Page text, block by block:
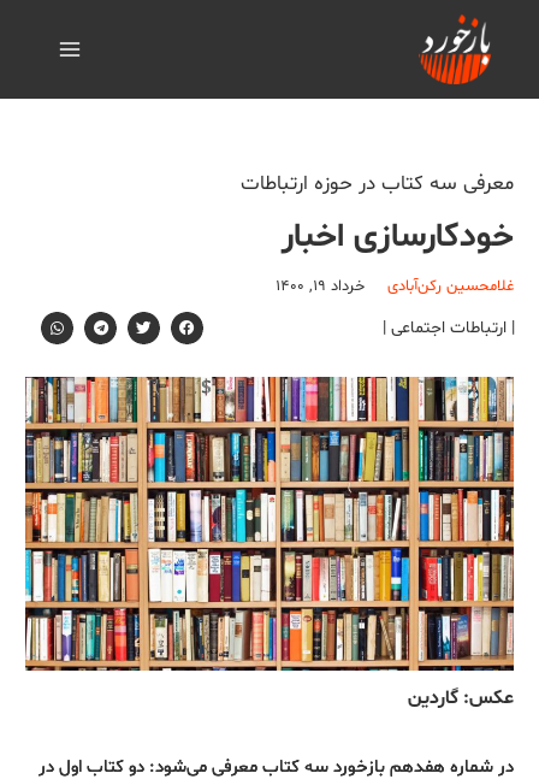
معرفی سه کتاب در حوزه ارتباطات
خودکارسازی اخبار
غلامحسین رکن‌آبادی خرداد ۱۹, ۱۴۰۰
| ارتباطات اجتماعی |
عکس: گاردین
در شماره هفدهم بازخورد سه کتاب معرفی می‌شود: دو کتاب اول در